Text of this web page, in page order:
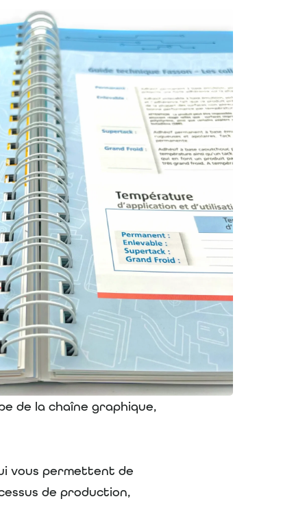
de la chaîne graphique,
vous permettent de
de production,